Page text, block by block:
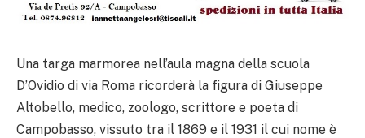
Una targa marmorea nell’aula magna della scuola
D’Ovidio di via Roma ricorderà la figura di Giuseppe
Altobello, medico, zoologo, scrittore e poeta di
Campobasso, vissuto tra il 1869 e il 1931 il cui nome è